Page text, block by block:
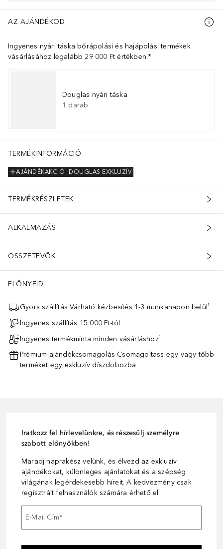
AZ AJÁNDÉKOD
Ingyenes nyári táska bőrápolási és hajápolási termékek
vásárlásához legalább 29 000 Ft értékben.*
Douglas nyári táska
1 darab
TERMÉKINFORMÁCIÓ
DOUGLAS EXKLUZÍV
AJÁNDÉKAKCIÓ
TERMÉKRÉSZLETEK
ALKALMAZÁS
ÖSSZETEVŐK
ELŐNYEID
Gyors szállítás Várható kézbesítés 1-3 munkanapon belül¹
Ingyenes szállítás 15 000 Ft-tól
Ingyenes termékminta minden vásárláshoz¹
Prémium ajándékcsomagolás Csomagoltass egy vagy több
terméket egy exkluzív díszdobozba
Iratkozz fel hírlevelünkre, és részesülj személyre
szabott előnyökben!
Maradj naprakész velünk, és élvezd az exkluzív
ajándékokat, különleges ajánlatokat és a szépség
világának legérdekesebb híreit. A kedvezmény csak
regisztrált felhasználók számára érhető el.
E-Mail Cím*